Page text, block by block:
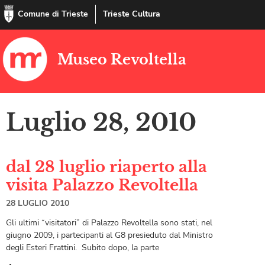
Comune di Trieste Trieste Cultura
Museo Revoltella
Luglio 28, 2010
dal 28 luglio riaperto alla
visita Palazzo Revoltella
28 LUGLIO 2010
Gli ultimi “visitatori” di Palazzo Revoltella sono stati, nel
giugno 2009, i partecipanti al G8 presieduto dal Ministro
degli Esteri Frattini. Subito dopo, la parte